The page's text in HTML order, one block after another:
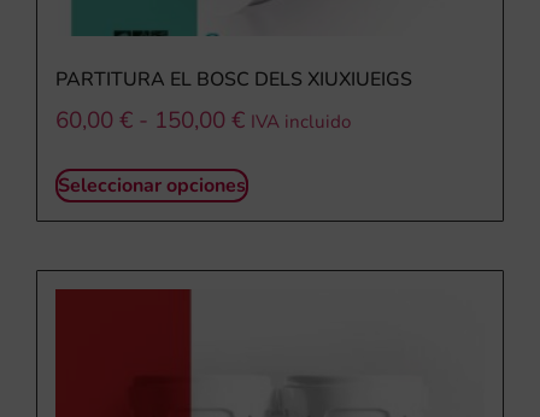
PARTITURA EL BOSC DELS XIUXIUEIGS
60,00 € - 150,00 € IVA incluido
Seleccionar opciones